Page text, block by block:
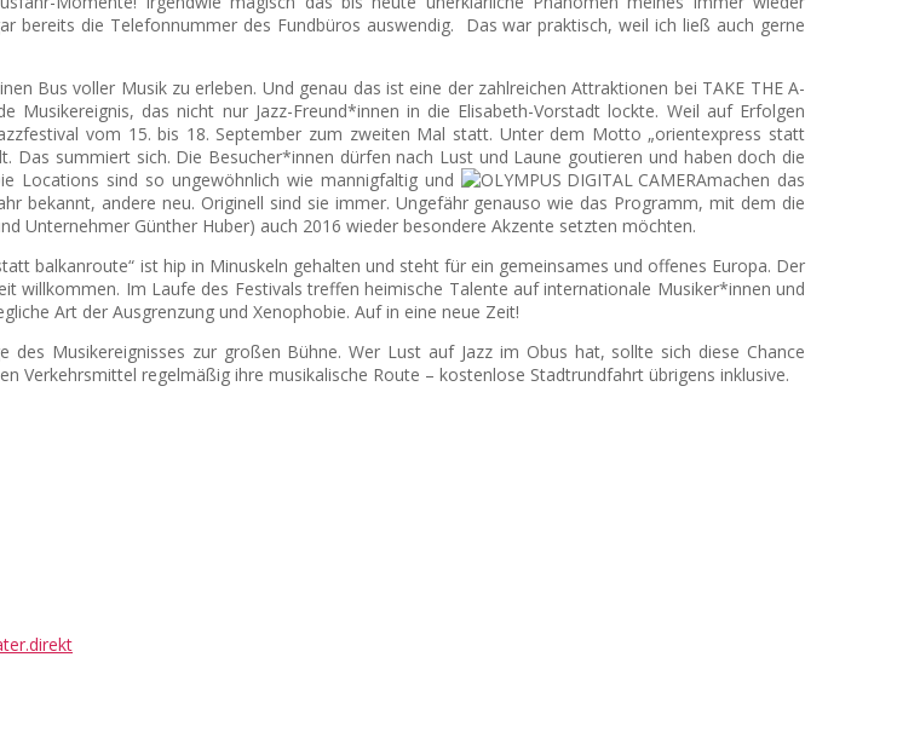
bereits die Telefonnummer des Fundbüros auswendig. Das war praktisch, weil ich ließ auch gerne
Bus voller Musik zu erleben. Und genau das ist eine der zahlreichen Attraktionen bei TAKE THE A-
Musikereignis, das nicht nur Jazz-Freund*innen in die Elisabeth-Vorstadt lockte. Weil auf Erfolgen
vom 15. bis 18. September zum zweiten Mal statt. Unter dem Motto „orientexpress statt
summiert sich. Die Besucher*innen dürfen nach Lust und Laune goutieren und haben doch die
Locations sind so ungewöhnlich wie mannigfaltig und
machen das
bekannt, andere neu. Originell sind sie immer. Ungefähr genauso wie das Programm, mit dem die
Unternehmer Günther Huber) auch 2016 wieder besondere Akzente setzten möchten.
balkanroute“ ist hip in Minuskeln gehalten und steht für ein gemeinsames und offenes Europa. Der
willkommen. Im Laufe des Festivals treffen heimische Talente auf internationale Musiker*innen und
Art der Ausgrenzung und Xenophobie. Auf in eine neue Zeit!
Musikereignisses zur großen Bühne. Wer Lust auf Jazz im Obus hat, sollte sich diese Chance
Verkehrsmittel regelmäßig ihre musikalische Route – kostenlose Stadtrundfahrt übrigens inklusive.